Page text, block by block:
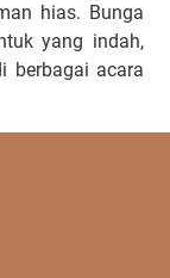
hias. Bunga
yang indah,
berbagai acara